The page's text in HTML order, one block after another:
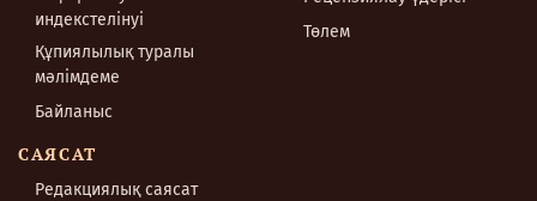
индекстелінуі
Құпиялылық туралы
мәлімдеме
Байланыс
Төлем
САЯСАТ
Редакциялық саясат